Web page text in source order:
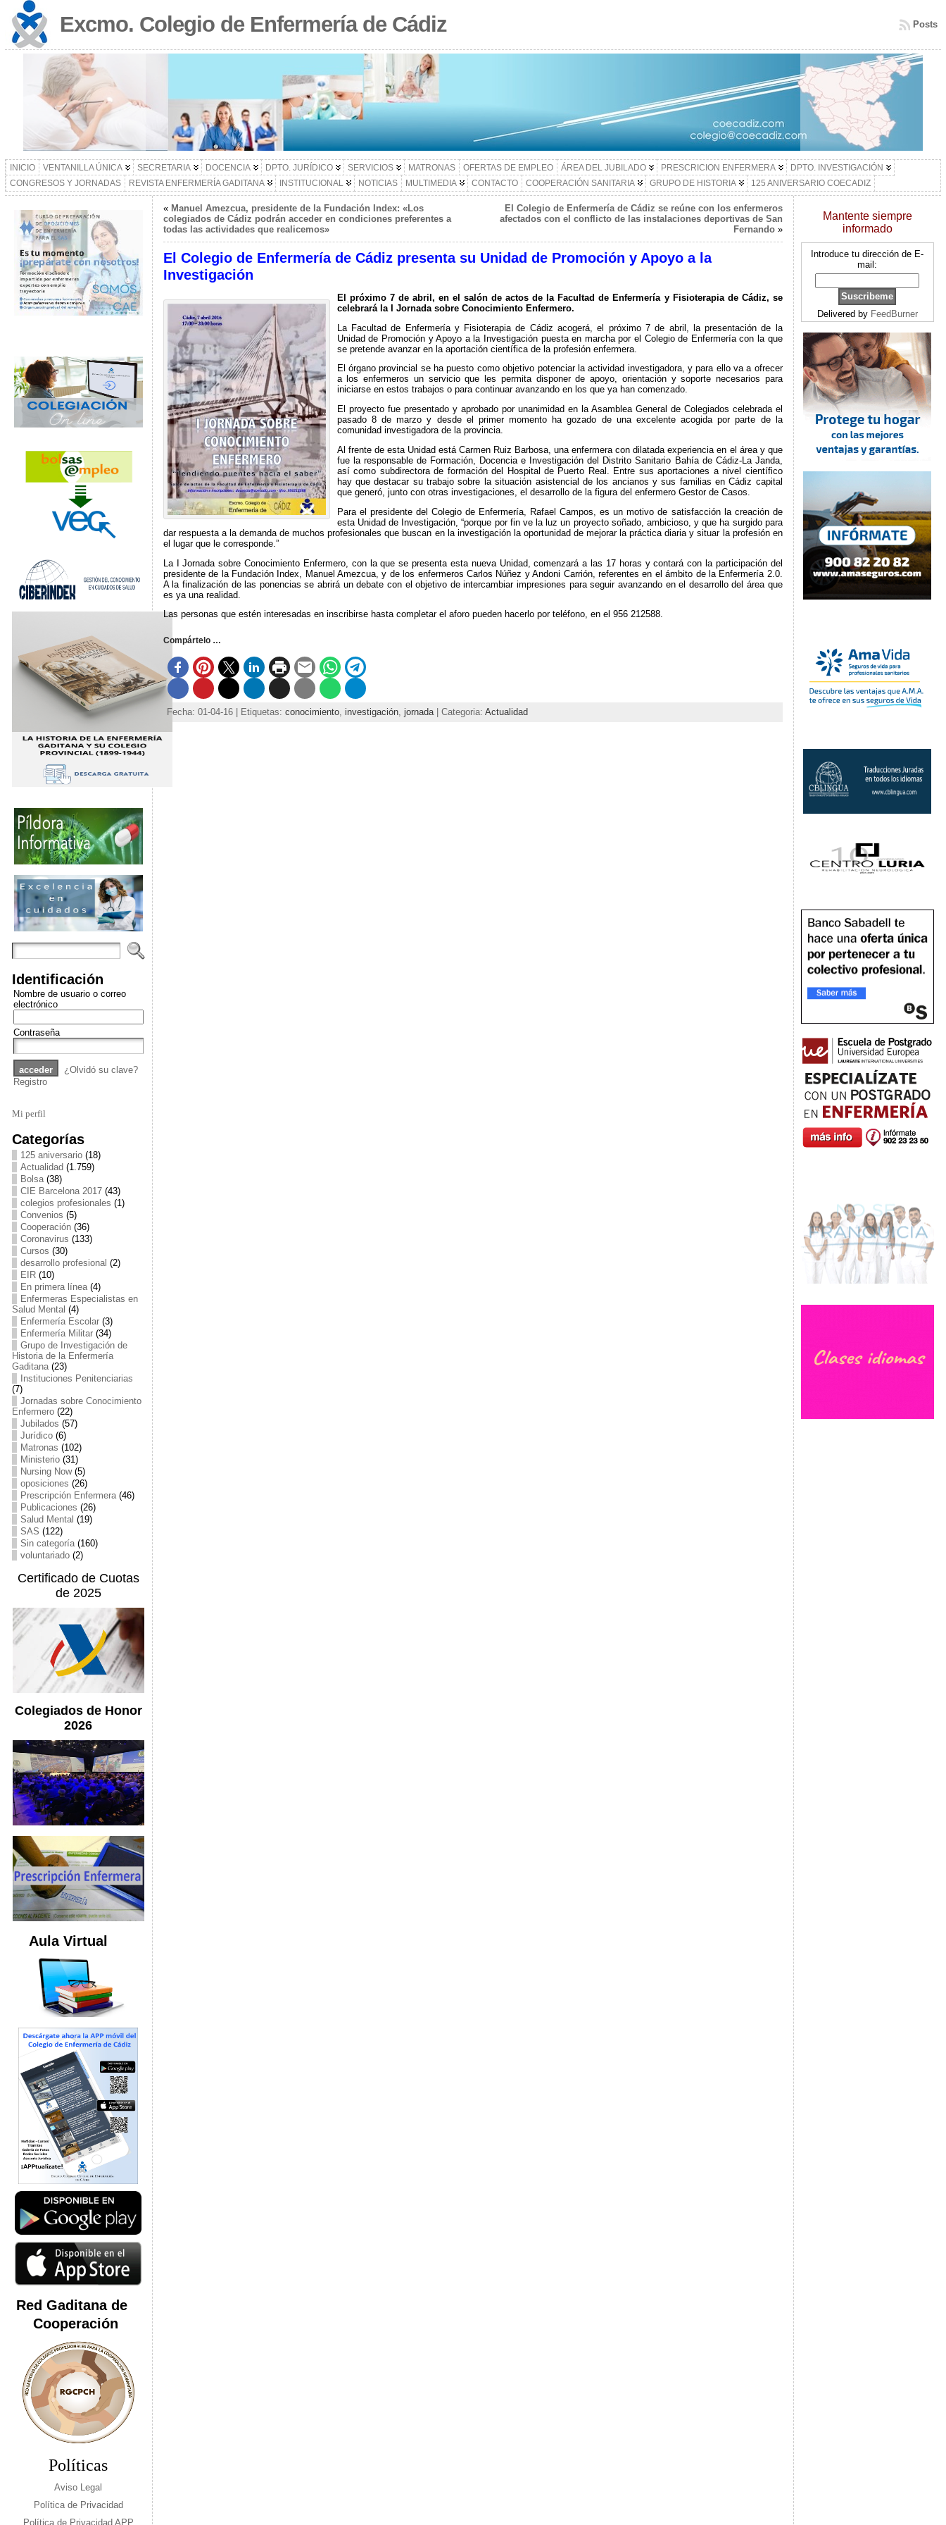
Excmo. Colegio de Enfermería de Cádiz Posts
INICIO VENTANILLA ÚNICA SECRETARIA DOCENCIA DPTO. JURÍDICO SERVICIOS MATRONAS OFERTAS DE EMPLEO ÁREA DEL JUBILADO PRESCRICION ENFERMERA
DPTO. INVESTIGACIÓN
CONGRESOS Y JORNADAS
REVISTA ENFERMERÍA GADITANA INSTITUCIONAL NOTICIAS MULTIMEDIA CONTACTO COOPERACIÓN SANITARIA GRUPO DE HISTORIA 125 ANIVERSARIO COECADIZ
Identificación
Nombre de usuario o correo
electrónico
Contraseña
¿Olvidó su clave?
Registro
Mi perfil
Categorías
125 aniversario(18)
Actualidad (1.759)
Bolsa(38)
CIE Barcelona 2017(43)
colegios profesionales (1)
Convenios (5)
Cooperación(36)
Coronavirus (133)
Cursos (30)
desarrollo profesional (2)
EIR(10)
En primera línea(4)
Enfermeras Especialistas en
Salud Mental (4)
Enfermería Escolar(3)
Enfermería Militar(34)
Grupo de Investigación de
Historia de la Enfermería
Gaditana(23)
Instituciones Penitenciarias
(7)
Jornadas sobre Conocimiento
Enfermero(22)
Jubilados (57)
Jurídico(6)
Matronas (102)
Ministerio(31)
Nursing Now(5)
oposiciones (26)
Prescripción Enfermera(46)
Publicaciones (26)
Salud Mental (19)
SAS (122)
Sin categoría(160)
voluntariado(2)
Certificado de Cuotas
de 2025
Colegiados de Honor
2026
Aula Virtual
Red Gaditana de
Cooperación
Políticas
Aviso Legal
Política de Privacidad
Política de Privacidad APP
« Manuel Amezcua, presidente de la Fundación Index: «Los
colegiados de Cádiz podrán acceder en condiciones preferentes a
todas las actividades que realicemos»
El Colegio de Enfermería de Cádiz se reúne con los enfermeros
afectados con el conflicto de las instalaciones deportivas de San
Fernando»
El Colegio de Enfermería de Cádiz presenta su Unidad de Promoción y Apoyo a la
Investigación
El próximo 7 de abril, en el salón de actos de la Facultad de Enfermería y Fisioterapia de Cádiz, se
celebrará la I Jornada sobre Conocimiento Enfermero.
La Facultad de Enfermería y Fisioterapia de Cádiz acogerá, el próximo 7 de abril, la presentación de la
Unidad de Promoción y Apoyo a la Investigación puesta en marcha por el Colegio de Enfermería con la que
se pretende avanzar en la aportación científica de la profesión enfermera.
El órgano provincial se ha puesto como objetivo potenciar la actividad investigadora, y para ello va a ofrecer
a los enfermeros un servicio que les permita disponer de apoyo, orientación y soporte necesarios para
iniciarse en estos trabajos o para continuar avanzando en los que ya han comenzado.
El proyecto fue presentado y aprobado por unanimidad en la Asamblea General de Colegiados celebrada el
pasado 8 de marzo y desde el primer momento ha gozado de una excelente acogida por parte de la
comunidad investigadora de la provincia.
Al frente de esta Unidad está Carmen Ruiz Barbosa, una enfermera con dilatada experiencia en el área y que
fue la responsable de Formación, Docencia e Investigación del Distrito Sanitario Bahía de Cádiz-La Janda,
así como subdirectora de formación del Hospital de Puerto Real. Entre sus aportaciones a nivel científico
hay que destacar su trabajo sobre la situación asistencial de los ancianos y sus familias en Cádiz capital
que generó, junto con otras investigaciones, el desarrollo de la figura del enfermero Gestor de Casos.
Para el presidente del Colegio de Enfermería, Rafael Campos, es un motivo de satisfacción la creación de
esta Unidad de Investigación, “porque por fin ve la luz un proyecto soñado, ambicioso, y que ha surgido para
dar respuesta a la demanda de muchos profesionales que buscan en la investigación la oportunidad de mejorar la práctica diaria y situar la profesión en
el lugar que le corresponde.”
La I Jornada sobre Conocimiento Enfermero, con la que se presenta esta nueva Unidad, comenzará a las 17 horas y contará con la participación del
presidente de la Fundación Index, Manuel Amezcua, y de los enfermeros Carlos Núñez y Andoni Carrión, referentes en el ámbito de la Enfermería 2.0.
A la finalización de las ponencias se abrirá un debate con el objetivo de intercambiar impresiones para seguir avanzando en el desarrollo del área que
es ya una realidad.
Las personas que estén interesadas en inscribirse hasta completar el aforo pueden hacerlo por teléfono, en el 956 212588.
Compártelo …
Fecha: 01-04-16 | Etiquetas: conocimiento, investigación, jornada| Categoria: Actualidad
Mantente siempre
informado
Introduce tu dirección de E-
mail:
Delivered by FeedBurner